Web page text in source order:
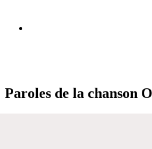
Paroles de la chanson